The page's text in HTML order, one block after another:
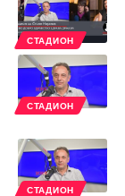
СТАДИОН
СТАДИОН
СТАДИОН